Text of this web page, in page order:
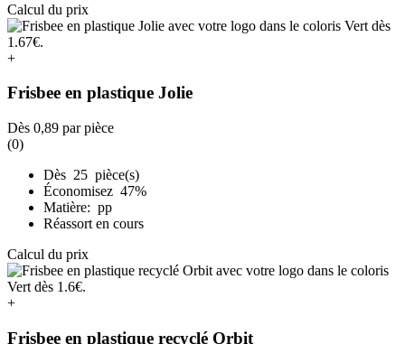
Calcul du prix
+
Frisbee en plastique Jolie
Dès 0,89 par pièce
(0)
Dès 25 pièce(s)
Économisez 47%
Matière: pp
Réassort en cours
Calcul du prix
+
Frisbee en plastique recyclé Orbit